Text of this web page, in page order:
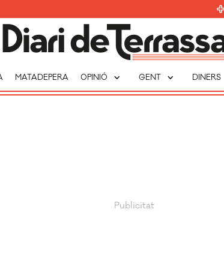
MATADEPERA OPINIÓ expand_more GENT expand_more DINERS